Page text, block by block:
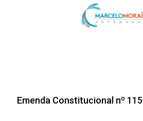
Emenda Constitucional nº 115